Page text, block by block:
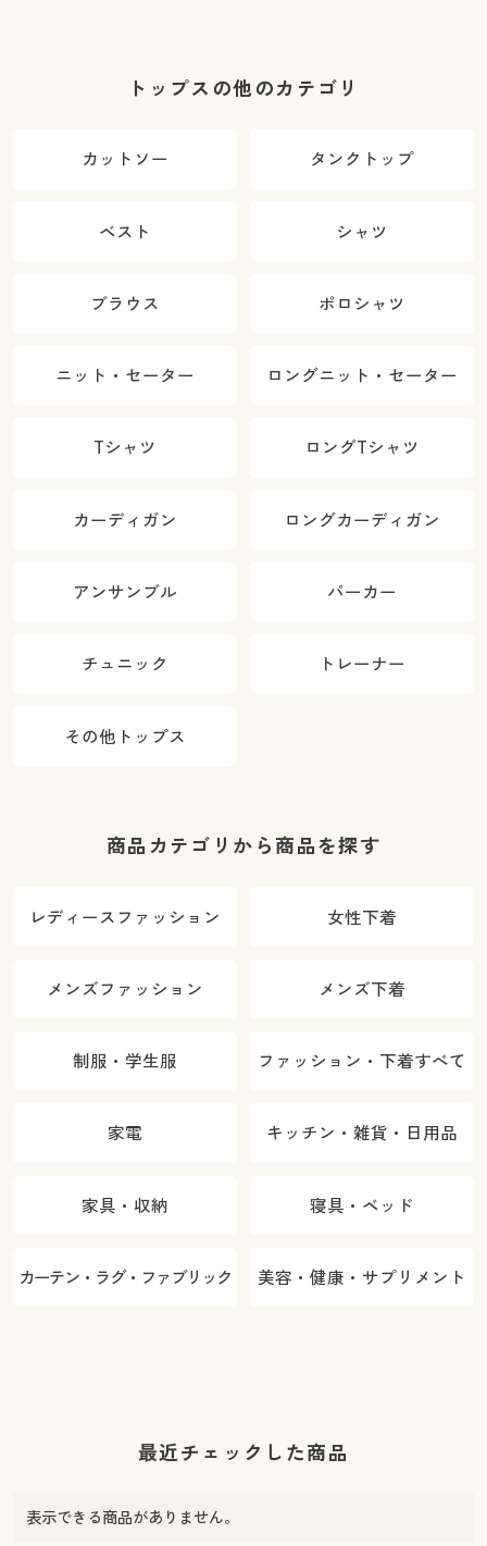
トップスの他のカテゴリ
カットソー タンクトップ
ベスト シャツ
ブラウス ポロシャツ
ニット・セーター ロングニット・セーター
Tシャツ ロングTシャツ
カーディガン ロングカーディガン
アンサンブル パーカー
チュニック トレーナー
その他トップス
商品カテゴリから商品を探す
レディースファッション 女性下着
メンズファッション メンズ下着
制服・学生服 ファッション・下着すべて
家電 キッチン・雑貨・日用品
家具・収納 寝具・ベッド
カーテン・ラグ・ファブリック 美容・健康・サプリメント
最近チェックした商品
表示できる商品がありません。